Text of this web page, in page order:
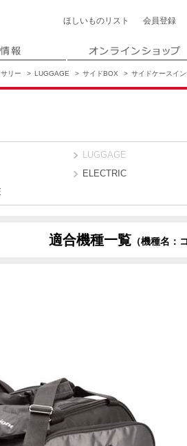
ほしいもの リスト 会員登録
リー LUGGAGE サイドBOX サイドケースイ
LUGGAGE
ELECTRIC
適合機種一覧 （機種名：